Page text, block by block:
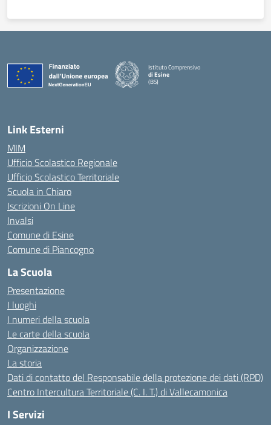
Istituto Comprensivo
di Esine
(BS)
Link Esterni
MIM
Ufficio Scolastico Regionale
Ufficio Scolastico Territoriale
Scuola in Chiaro
Iscrizioni On Line
Invalsi
Comune di Esine
Comune di Piancogno
La Scuola
Presentazione
I luoghi
I numeri della scuola
Le carte della scuola
Organizzazione
La storia
Dati di contatto del Responsabile della protezione dei dati (RPD)
Centro Intercultura Territoriale (C. I. T.) di Vallecamonica
I Servizi